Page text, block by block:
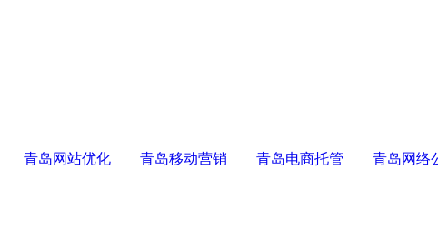
青岛网站优化 青岛移动营销 青岛电商托管 青岛网络